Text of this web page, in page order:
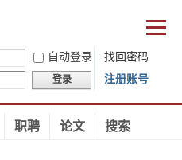
自动登录
找回密码
登录 注册账号
职聘 论文 搜索